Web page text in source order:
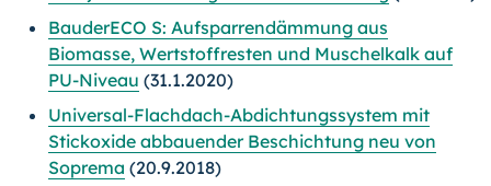
BauderECO S: Aufsparrendämmung aus
Biomasse, Wertstoffresten und Muschelkalk auf
PU-Niveau (31.1.2020)
Universal-Flachdach-Abdichtungssystem mit
Stickoxide abbauender Beschichtung neu von
Soprema (20.9.2018)